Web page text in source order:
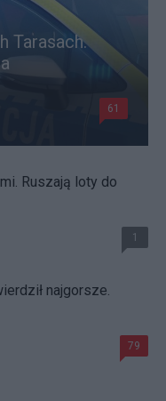
Tarasach.
61
Ruszają loty do
1
najgorsze.
79